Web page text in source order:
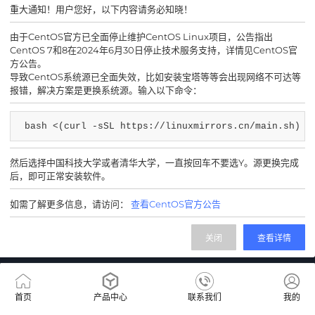
售前咨询热线400-0655590
企业微信客服
IDC/ISP证号 B1-20212675
川公网安备 51010502011298号
首页 产品中心 联系我们 我的
重大通知！用户您好，以下内容请务必知晓！
由于CentOS官方已全面停止维护CentOS Linux项目，公告指出
CentOS 7和8在2024年6月30日停止技术服务支持，详情见CentOS官
方公告。
导致CentOS系统源已全面失效，比如安装宝塔等等会出现网络不可达等
报错，解决方案是更换系统源。输入以下命令：
bash <(curl -sSL https://linuxmirrors.cn/main.sh)
然后选择中国科技大学或者清华大学，一直按回车不要选Y。源更换完成
后，即可正常安装软件。
如需了解更多信息，请访问： 查看CentOS官方公告
查看详情
关闭